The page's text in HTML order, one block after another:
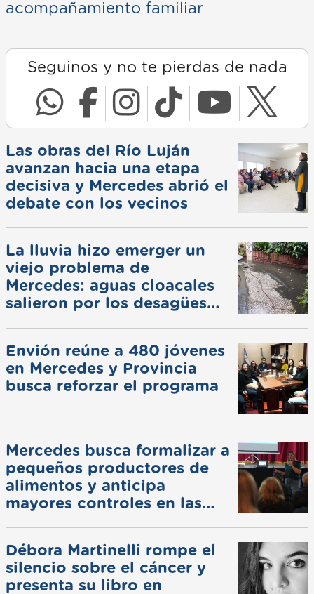
acompañamiento familiar
Seguinos y no te pierdas de nada
Las obras del Río Luján
avanzan hacia una etapa
decisiva y Mercedes abrió el
debate con los vecinos
La lluvia hizo emerger un
viejo problema de
Mercedes: aguas cloacales
salieron por los desagües
Envión reúne a 480 jóvenes
en Mercedes y Provincia
busca reforzar el programa
Mercedes busca formalizar a
pequeños productores de
alimentos y anticipa
mayores controles en las
Débora Martinelli rompe el
silencio sobre el cáncer y
presenta su libro en